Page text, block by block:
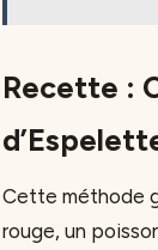
Recette :
Cette méthode
rouge, un